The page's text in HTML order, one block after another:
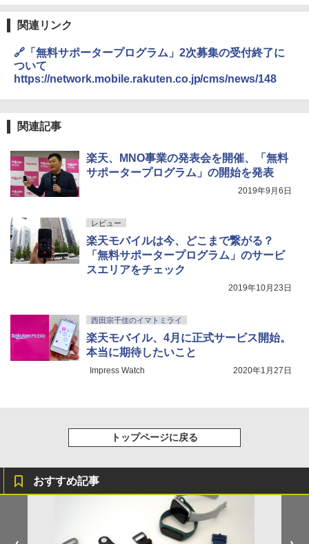
関連リンク
🔗「無料サポータープログラム」2次募集の受付終了に
ついて
https://network.mobile.rakuten.co.jp/cms/news/148
関連記事
楽天、MNO事業の発表会を開催、「無料
サポータープログラム」の開始を発表
2019年9月6日
レビュー
楽天モバイルは今、どこまで繋がる？
「無料サポータープログラム」のサービ
スエリアをチェック
2019年10月23日
西田宗千佳のイマトミライ
楽天モバイル、4月に正式サービス開始。
本当に期待したいこと
Impress Watch 2020年1月27日
トップページに戻る
おすすめ記事